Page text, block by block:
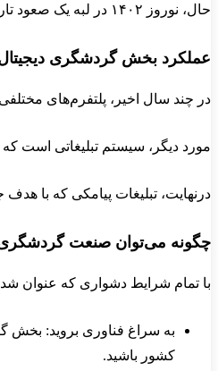
حال، نوروز ۱۴۰۲ در لبه یک صعود تاریخی از قیمت ارز قرار گرفته است. بنابراین، باید انتظار یک رکود تاریخی در سیستم گردشگری کشور را داشت. بخصوص، عدم ثبات در قیمت‌ها و اقتصاد خرد، می‌تواند بر ترس مردم بیافزاید و تخصیص دارایی به امور تفریحی را با شک و تردید بیشتری همراه کند.
عملکرد بخش گردشگری
در چند سال اخیر، پلتفرم‌های
مورد دیگر، سیستم تبلیغاتی است
درنهایت، تبلیغات پیامکی که با
چگونه می‌توان صنعت گردشگری
با تمام شرایط دشواری که عنوان
به سراغ فناوری بروید: بخش
کشور باشید.